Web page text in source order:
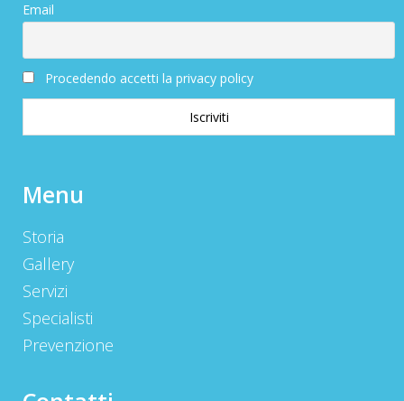
Email
Procedendo accetti la privacy policy
Menu
Storia
Gallery
Servizi
Specialisti
Prevenzione